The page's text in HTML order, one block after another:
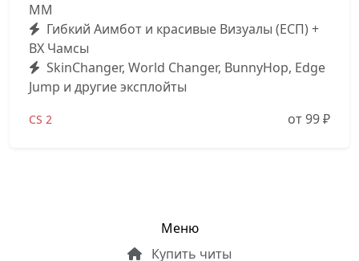
MM
Гибкий Аимбот и красивые Визуалы (ЕСП) +
ВХ Чамсы
SkinChanger, World Changer, BunnyHop, Edge
Jump и другие эксплойты
CS 2 от 99₽
Меню
Купить читы